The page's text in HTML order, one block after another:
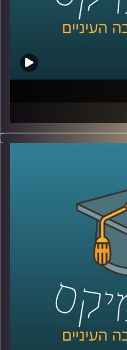
השפיעה על תחומי חיו
הכלכלה, התיירות,
ופחות מדברים עליו –
מרצה לפסיכולוגיה
של הקורונה על מערכת
ל"מגיפת פרידות" ואיך זה
לנצח– לחצו כאן